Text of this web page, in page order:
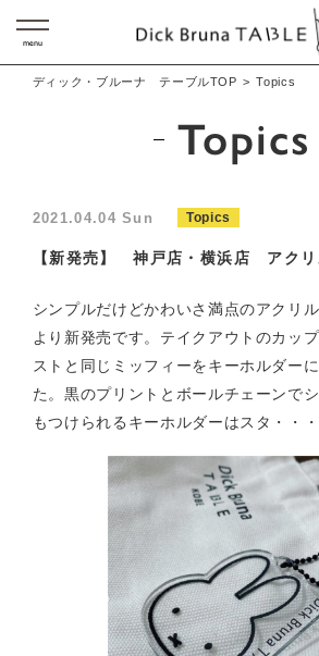
menu
ディック・ブルーナ テーブルTOP Topics
Topics
2021.04.04 Sun Topics
【新発売】 神戸店・横浜店 アクリ
シンプルだけどかわいさ満点のアクリ
より新発売です。テイクアウトのカッ
ストと同じミッフィーをキーホルダー
た。黒のプリントとボールチェーンで
もつけられるキーホルダーはスタ・・・